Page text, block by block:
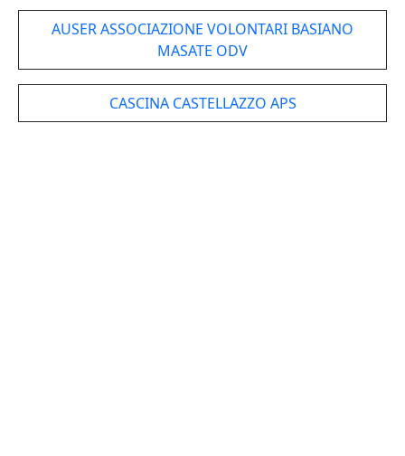
AUSER ASSOCIAZIONE VOLONTARI BASIANO
MASATE ODV
CASCINA CASTELLAZZO APS